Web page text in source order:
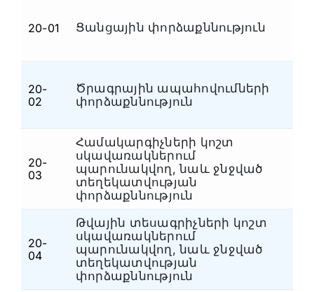
20-01 Ցանցային փորձաքննություն
20-
02
Ծրագրային ապահովումների
փորձաքննություն
20-
03
Համակարգիչների կոշտ
սկավառակներում
պարունակվող, նաև ջնջված
տեղեկատվության
փորձաքննություն
20-
04
Թվային տեսագրիչների կոշտ
սկավառակներում
պարունակվող, նաև ջնջված
տեղեկատվության
փորձաքննություն